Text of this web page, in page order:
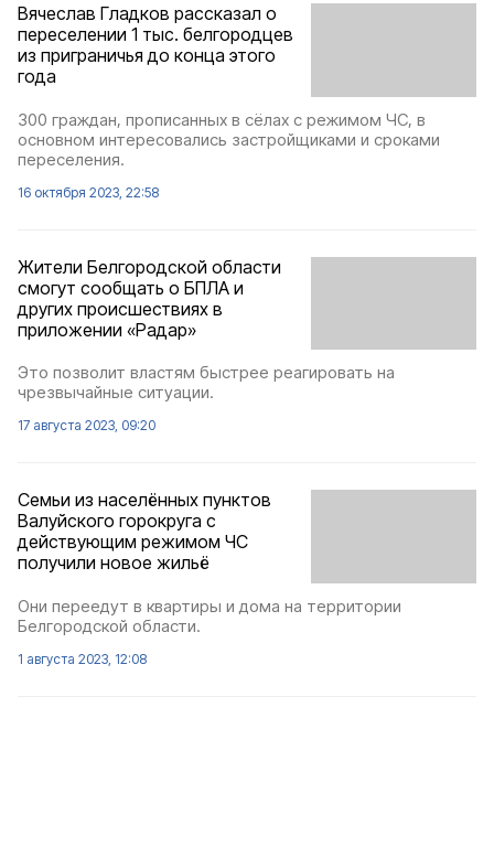
Вячеслав Гладков рассказал о
переселении 1 тыс. белгородцев
из приграничья до конца этого
года
300 граждан, прописанных в сёлах с режимом ЧС, в
основном интересовались застройщиками и сроками
переселения.
16 октября 2023, 22:58
Жители Белгородской области
смогут сообщать о БПЛА и
других происшествиях в
приложении «Радар»
Это позволит властям быстрее реагировать на
чрезвычайные ситуации.
17 августа 2023, 09:20
Семьи из населённых пунктов
Валуйского горокруга с
действующим режимом ЧС
получили новое жильё
Они переедут в квартиры и дома на территории
Белгородской области.
1 августа 2023, 12:08